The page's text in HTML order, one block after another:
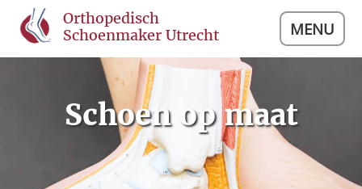
Orthopedisch
Schoenmaker Utrecht
MENU
Schoen op maat